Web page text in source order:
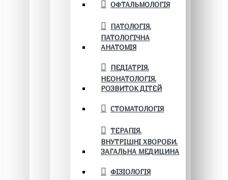
ОФТАЛЬМОЛОГІЯ
ПАТОЛОГІЯ.
ПАТОЛОГІЧНА
АНАТОМІЯ
ПЕДІАТРІЯ.
НЕОНАТОЛОГІЯ.
РОЗВИТОК ДІТЕЙ
СТОМАТОЛОГІЯ
ТЕРАПІЯ.
ВНУТРІШНІ ХВОРОБИ.
ЗАГАЛЬНА МЕДИЦИНА
ФІЗІОЛОГІЯ